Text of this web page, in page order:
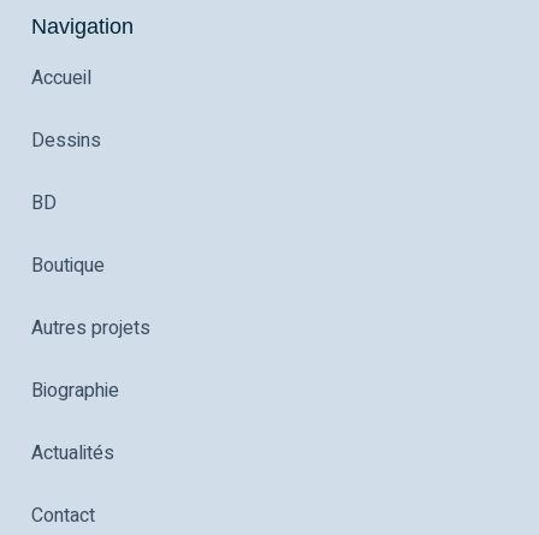
Navigation
Accueil
Dessins
BD
Boutique
Autres projets
Biographie
Actualités
Contact